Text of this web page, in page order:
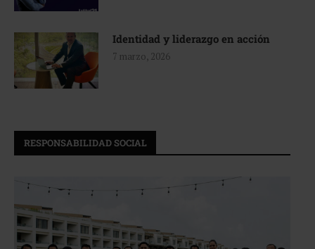
Identidad y liderazgo en acción
7 marzo, 2026
RESPONSABILIDAD SOCIAL